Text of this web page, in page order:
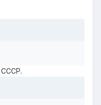
СССР.